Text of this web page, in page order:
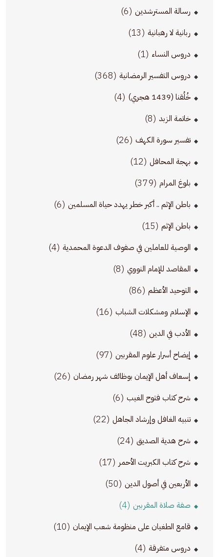
رسالة المسترشدين (6)
ربانية لا رهبانية (13)
دروس النساء (1)
دروس التفسير الرمضانية (368)
خُلُقنا (1439 هجري) (4)
خاتمة الزبد (8)
تفسير سورة الكهف (26)
بهجة المحافل (12)
بلوغ المرام (379)
باطن الإثم .. أكبر خطر يهدد حياة المسلمين (6)
باطن الإثم (15)
الوصية للعاملين في صفوف الدعوة المحمدية (4)
المقاصد للإمام النووي (8)
التوحيد الأعظم (86)
الإسلام ومشكلات الشباب (16)
الأدب في الدين (48)
إيضاح أسرار علوم المقربين (97)
إسعاف أهل الإيمان بوظائف شهر رمضان (26)
شرح كتاب فتوح الغيب (6)
تنبيه الغافل وإرشاد الجاهل (22)
شرح هدية الصديق (24)
شرح كتاب الكبريت الأحمر (17)
الأربعين في أصول الدين (50)
صفة صلاة المقربين (4)
قامع الطغيان على منظومة شعب الإيمان (10)
دروس متفرقة (4)